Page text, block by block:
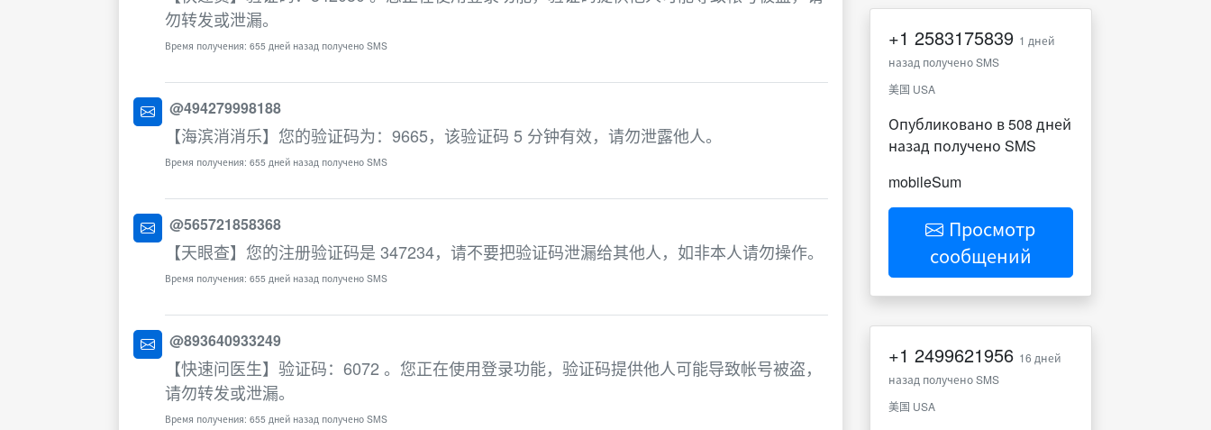
勿转发或泄漏。
Время получения: 655 дней назад получено SMS
@494279998188
【海滨消消乐】您的验证码为：9665，该验证码 5 分钟有效，请勿泄露他人。
Время получения: 655 дней назад получено SMS
@565721858368
【天眼查】您的注册验证码是 347234，请不要把验证码泄漏给其他人，如非本人请勿操作。
Время получения: 655 дней назад получено SMS
@893640933249
【快速问医生】验证码：6072 。您正在使用登录功能，验证码提供他人可能导致帐号被盗，
请勿转发或泄漏。
Время получения: 655 дней назад получено SMS
+1 2583175839 1 дней
назад получено SMS
美国 USA
Опубликовано в 508 дней
назад получено SMS
mobileSum
Просмотр
сообщений
+1 2499621956 16 дней
назад получено SMS
美国 USA